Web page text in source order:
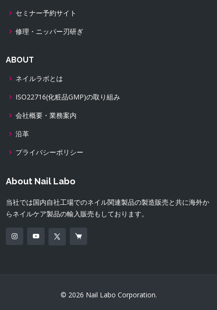
セミナー予約サイト
修理・ニッパー刃研ぎ
ABOUT
ネイルラボとは
ISO22716(化粧品GMP)の取り組み
会社概要・業務案内
沿革
プライバシーポリシー
About Nail Labo
当社では国内自社工場でのネイル関連製品の製造販売と共に海外か
らネイルケア製品の輸入販売もしております。
© 2026 Nail Labo Corporation.